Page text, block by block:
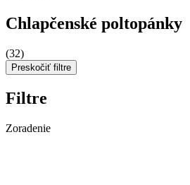
Chlapčenské poltopánky
(32)
Preskočiť filtre
Filtre
Zoradenie